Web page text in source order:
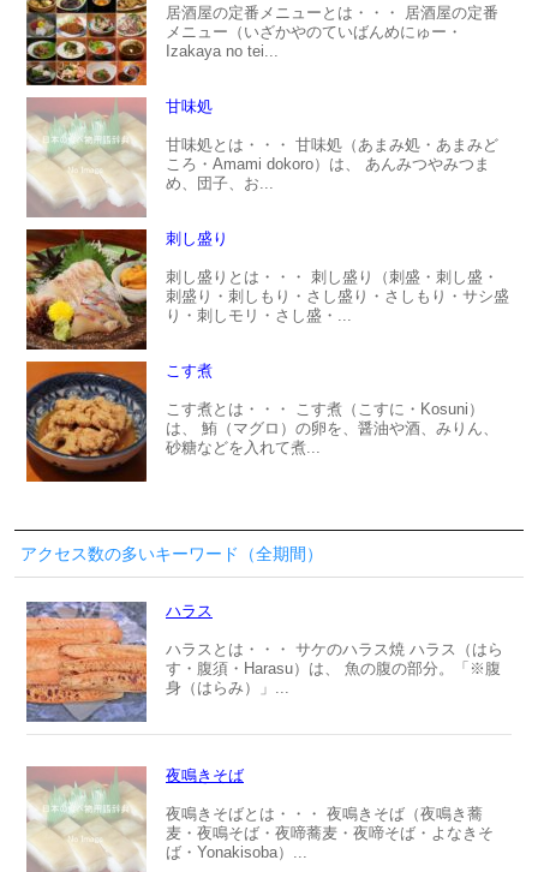
居酒屋の定番メニューとは・・・ 居酒屋の定番
メニュー（いざかやのていばんめにゅー・
Izakaya no tei...
甘味処
甘味処とは・・・ 甘味処（あまみ処・あまみど
ころ・Amami dokoro）は、 あんみつやみつま
め、団子、お...
刺し盛り
刺し盛りとは・・・ 刺し盛り（刺盛・刺し盛・
刺盛り・刺しもり・さし盛り・さしもり・サシ盛
り・刺しモリ・さし盛・...
こす煮
こす煮とは・・・ こす煮（こすに・Kosuni）
は、 鮪（マグロ）の卵を、醤油や酒、みりん、
砂糖などを入れて煮...
アクセス数の多いキーワード（全期間）
ハラス
ハラスとは・・・ サケのハラス焼 ハラス（はら
す・腹須・Harasu）は、 魚の腹の部分。「※腹
身（はらみ）」...
夜鳴きそば
夜鳴きそばとは・・・ 夜鳴きそば（夜鳴き蕎
麦・夜鳴そば・夜啼蕎麦・夜啼そば・よなきそ
ば・Yonakisoba）...